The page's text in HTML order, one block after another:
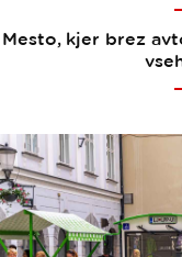
Mesto, kjer brez